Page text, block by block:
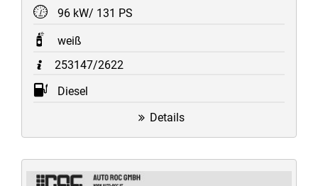
96 kW/ 131 PS
weiß
253147/2622
Diesel
Details